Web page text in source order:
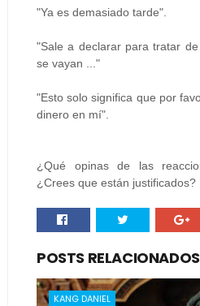
"Ya es demasiado tarde".
"Sale a declarar para tratar
se vayan ..."
"Esto solo significa que por
dinero en mí".
¿Qué opinas de las
¿Crees que están justificados?
POSTS RELACIONADOS
KANG DANIEL